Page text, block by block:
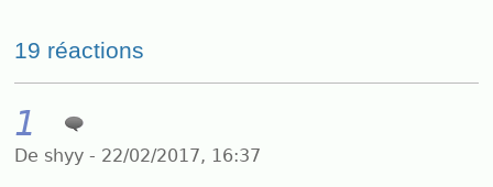
19 réactions
1
De shyy - 22/02/2017, 16:37